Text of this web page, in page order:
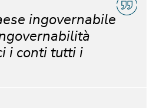
ingovernabile
i conti tutti i